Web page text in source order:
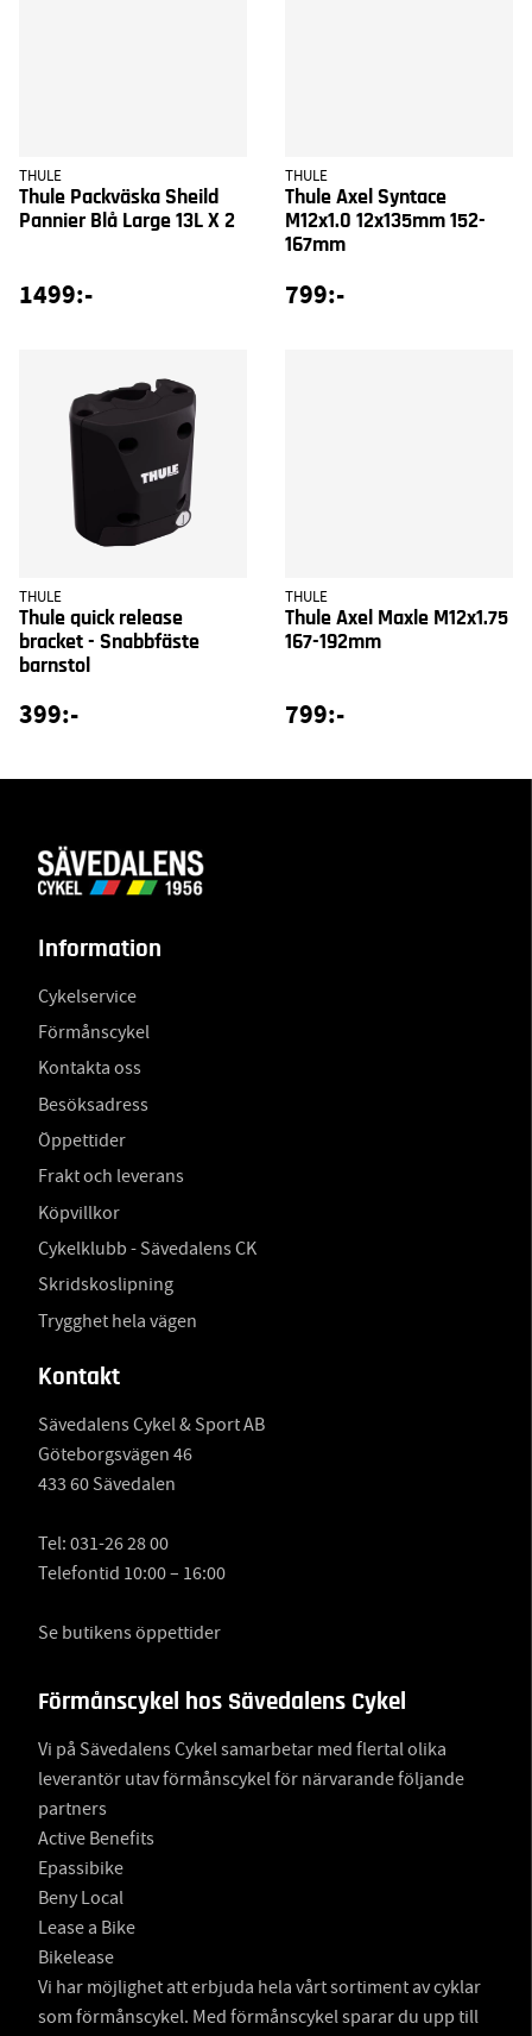
THULE
Thule Packväska Sheild
Pannier Blå Large 13L X 2
1499:-
THULE
Thule Axel Syntace
M12x1.0 12x135mm 152-
167mm
799:-
THULE
Thule quick release
bracket - Snabbfäste
barnstol
399:-
THULE
Thule Axel Maxle M12x1.75
167-192mm
799:-
Information
Cykelservice
Förmånscykel
Kontakta oss
Besöksadress
Öppettider
Frakt och leverans
Köpvillkor
Cykelklubb - Sävedalens CK
Skridskoslipning
Trygghet hela vägen
Kontakt
Sävedalens Cykel & Sport AB
Göteborgsvägen 46
433 60 Sävedalen
Tel: 031-26 28 00
Telefontid 10:00 – 16:00
Se butikens öppettider
Förmånscykel hos Sävedalens Cykel
Vi på Sävedalens Cykel samarbetar med flertal olika
leverantör utav förmånscykel för närvarande följande
partners
Active Benefits
Epassibike
Beny Local
Lease a Bike
Bikelease
Vi har möjlighet att erbjuda hela vårt sortiment av cyklar
som förmånscykel. Med förmånscykel sparar du upp till